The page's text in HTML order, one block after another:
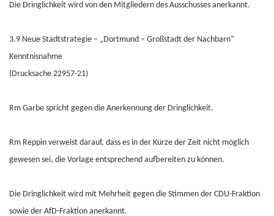
Die Dringlichkeit wird von den Mitgliedern des Ausschusses anerkannt.
3.9 Neue Stadtstrategie – „Dortmund – Großstadt der Nachbarn“
Kenntnisnahme
(Drucksache 22957-21)
Rm Garbe spricht gegen die Anerkennung der Dringlichkeit.
Rm Reppin verweist darauf, dass es in der Kürze der Zeit nicht möglich
gewesen sei, die Vorlage entsprechend aufbereiten zu können.
Die Dringlichkeit wird mit Mehrheit gegen die Stimmen der CDU-Fraktion
sowie der AfD-Fraktion anerkannt.